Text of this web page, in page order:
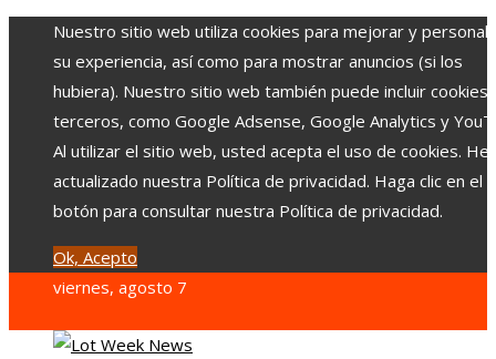
Nuestro sitio web utiliza cookies para mejorar y
su experiencia, así como para mostrar anuncios (si los
hubiera). Nuestro sitio web también puede incluir cookies
terceros, como Google Adsense, Google Analytics y
Al utilizar el sitio web, usted acepta el uso de cookies.
actualizado nuestra Política de privacidad. Haga clic en el
botón para consultar nuestra Política de privacidad.
Ok, Acepto
viernes, agosto 7